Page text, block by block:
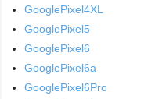
GooglePixel4XL
GooglePixel5
GooglePixel6
GooglePixel6a
GooglePixel6Pro